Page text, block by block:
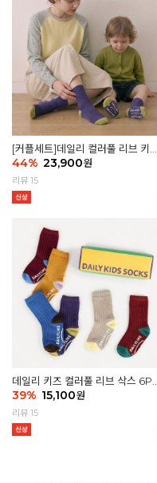
[커플세트]데일리 컬러풀 리브 키즈
6P & 우먼3P 삭스세트
44% 23,900원
리뷰 15
데일리 키즈 컬러풀 리브 삭스 6P -
03 세트
39% 15,100원
리뷰 15